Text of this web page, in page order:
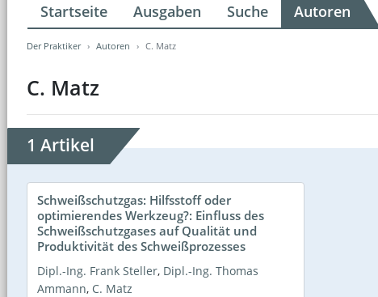
Startseite Ausgaben Suche Autoren
Der Praktiker Autoren C. Matz
C. Matz
1 Artikel
Schweißschutzgas: Hilfsstoff oder
optimierendes Werkzeug?: Einfluss des
Schweißschutzgases auf Qualität und
Produktivität des Schweißprozesses
Dipl.-Ing. Frank Steller, Dipl.-Ing. Thomas
Ammann, C. Matz